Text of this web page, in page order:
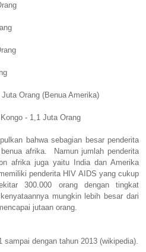
Orang (Benua Amerika)
- 1,1 Juta Orang
bahwa sebagian besar penderita
afrika. Namun jumlah penderita
afrika juga yaitu India dan Amerika
penderita HIV AIDS yang cukup
300.000 orang dengan tingkat
mungkin lebih besar dari
jutaan orang.
sampai dengan tahun 2013 (wikipedia).